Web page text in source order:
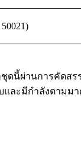
ชุดนี้ผ่านการคัดส
ละมีกำลังตามมา